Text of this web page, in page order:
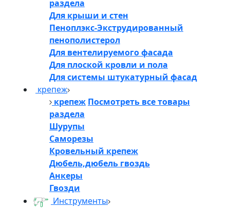
раздела
Для крыши и стен
Пеноплэкс-Экструдированный
пенополистерол
Для вентелируемого фасада
Для плоской кровли и пола
Для системы штукатурный фасад
крепеж
крепеж Посмотреть все товары
раздела
Шурупы
Саморезы
Кровельный крепеж
Дюбель,дюбель гвоздь
Анкеры
Гвозди
Инструменты